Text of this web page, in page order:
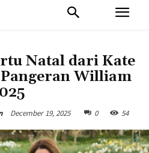
Natal dari Kate
William
December 19, 2025 0 54